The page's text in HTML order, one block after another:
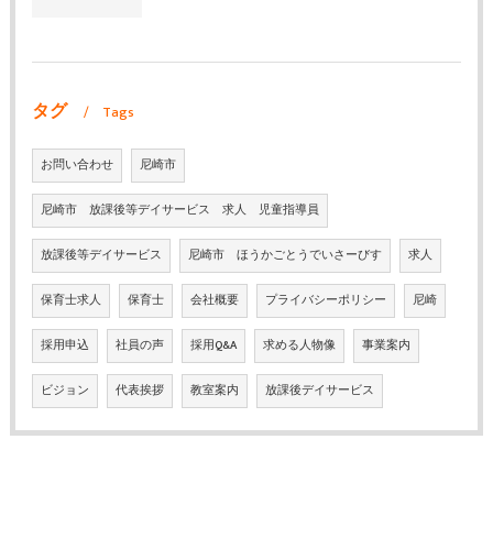
タグ Tags
お問い合わせ 尼崎市
尼崎市 放課後等デイサービス 求人 児童指導員
放課後等デイサービス 尼崎市 ほうかごとうでいさーびす 求人
保育士求人 保育士 会社概要 プライバシーポリシー 尼崎
採用申込 社員の声 採用Q&A 求める人物像 事業案内
ビジョン 代表挨拶 教室案内 放課後デイサービス